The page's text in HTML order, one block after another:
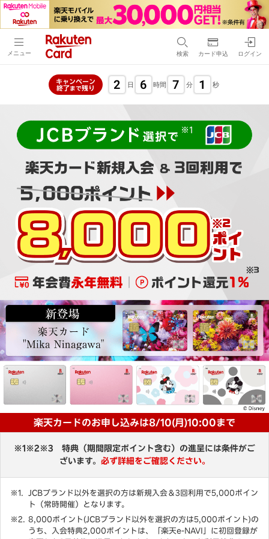
メニュー 検索 カード申込 ログイン
キャンペーン
終了まで残り 2 日 6 時間 7 分 0 秒
楽天カードのお申し込みは8/10(月)10:00まで
※1※2※3 特典（期間限定ポイント含む）の進呈には条件がご
ざいます。 必ず詳細をご確認ください。
JCBブランド以外を選択の方は新規入会＆3回利用で5,000ポイン
ト（常時開催）となります。
8,000ポイント(JCBブランド以外を選択の方は5,000ポイント)の
うち、入会特典2,000ポイントは、「楽天e-NAVI」に初回登録が